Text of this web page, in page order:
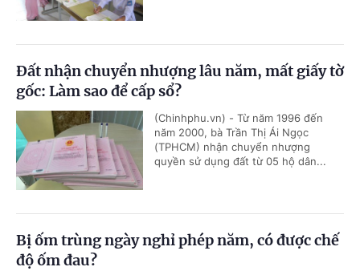
Đất nhận chuyển nhượng lâu năm, mất giấy tờ
gốc: Làm sao để cấp sổ?
(Chinhphu.vn) - Từ năm 1996 đến
năm 2000, bà Trần Thị Ái Ngọc
(TPHCM) nhận chuyển nhượng
quyền sử dụng đất từ 05 hộ dân...
Bị ốm trùng ngày nghỉ phép năm, có được chế
độ ốm đau?